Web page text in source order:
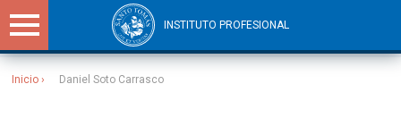
INSTITUTO PROFESIONAL
Inicio Daniel Soto Carrasco